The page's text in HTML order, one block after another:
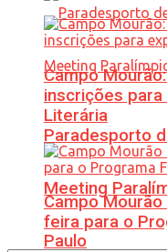
Paradesporto
Meeting
Paulo
Campo
inscrições
Literária
Campo
feira para o